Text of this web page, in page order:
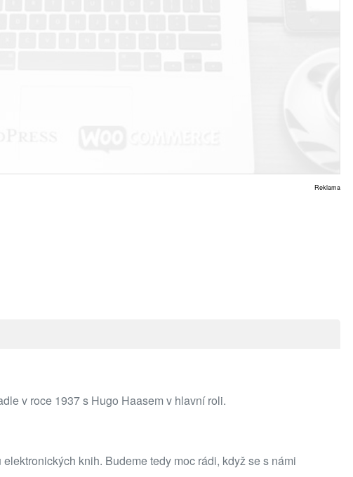
Reklama
v roce 1937 s Hugo Haasem v hlavní roli.
knih. Budeme tedy moc rádi, když se s námi